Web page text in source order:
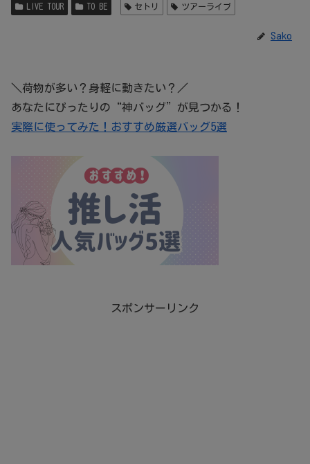
LIVE TOUR TO BE セトリ ツアーライブ
Sako
＼荷物が多い？身軽に動きたい？／
あなたにぴったりの“神バッグ”が見つかる！
実際に使ってみた！おすすめ厳選バッグ5選
スポンサーリンク